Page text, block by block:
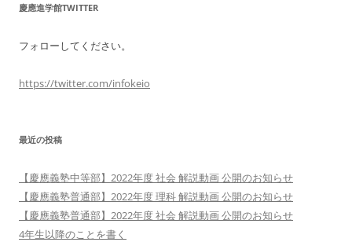
慶應進学館TWITTER
フォローしてください。
https://twitter.com/infokeio
最近の投稿
【慶應義塾中等部】2022年度 社会 解説動画 公開のお知らせ
【慶應義塾普通部】2022年度 理科 解説動画 公開のお知らせ
【慶應義塾普通部】2022年度 社会 解説動画 公開のお知らせ
4年生以降のことを書く